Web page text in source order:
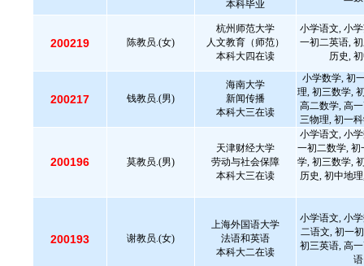
本科毕业
200219 陈教员.(女)
杭州师范大学
人文教育（师范）
本科大四在读
小学语文, 小
一初二英语,
历史,
200217 钱教员.(男)
海南大学
新闻传播
本科大三在读
小学数学, 初
理, 初三数学,
高二数学, 高
三物理, 初一
200196 莫教员.(男)
天津财经大学
劳动与社会保障
本科大三在读
小学语文, 小
一初二数学, 初
学, 初三数学,
历史, 初中地
200193 谢教员.(女)
上海外国语大学
法语和英语
本科大二在读
小学语文, 小
二语文, 初一
初三英语, 高